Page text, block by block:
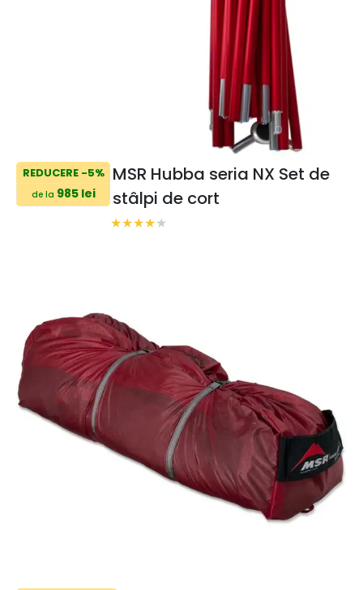
REDUCERE -5%
de la 985 lei
MSR Hubba seria NX Set de
stâlpi de cort